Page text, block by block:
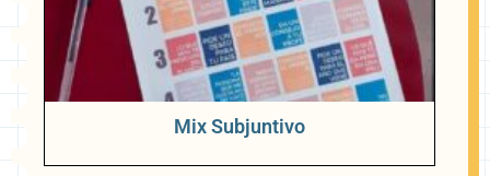
Mix Subjuntivo